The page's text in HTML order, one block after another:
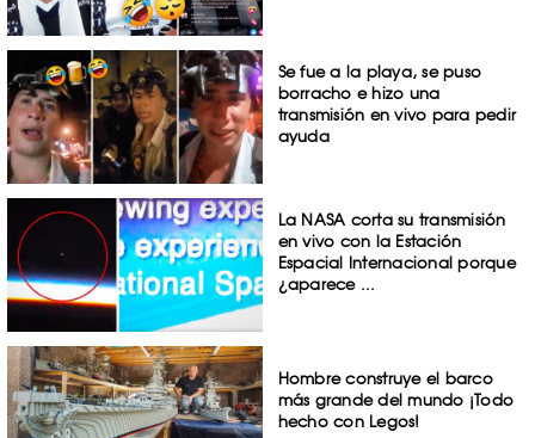
Se fue a la playa, se puso
borracho e hizo una
transmisión en vivo para pedir
ayuda
La NASA corta su transmisión
en vivo con la Estación
Espacial Internacional porque
¿aparece ...
Hombre construye el barco
más grande del mundo ¡Todo
hecho con Legos!